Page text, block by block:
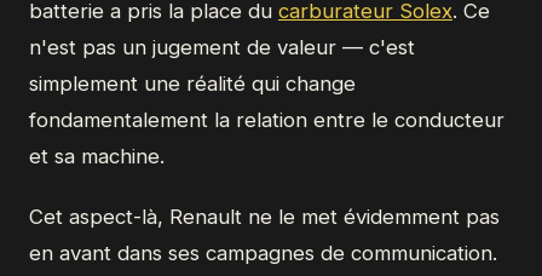
batterie a pris la place du carburateur Solex. Ce
n'est pas un jugement de valeur — c'est
simplement une réalité qui change
fondamentalement la relation entre le conducteur
et sa machine.
Cet aspect-là, Renault ne le met évidemment pas
en avant dans ses campagnes de communication.